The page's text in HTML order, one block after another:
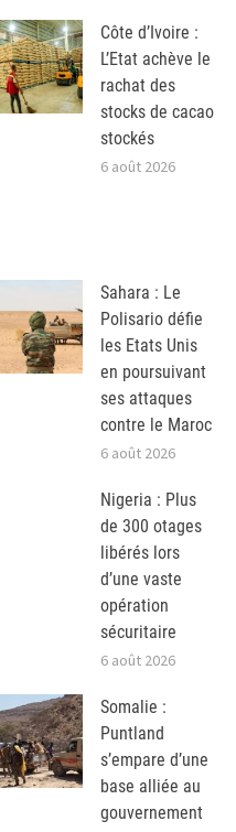
Côte d’Ivoire :
L’Etat achève le
rachat des
stocks de cacao
stockés
6 août 2026
Sahara : Le
Polisario défie
les Etats Unis
en poursuivant
ses attaques
contre le Maroc
6 août 2026
Nigeria : Plus
de 300 otages
libérés lors
d’une vaste
opération
sécuritaire
6 août 2026
Somalie :
Puntland
s’empare d’une
base alliée au
gouvernement